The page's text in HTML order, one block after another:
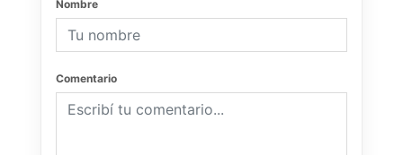
Nombre
Comentario